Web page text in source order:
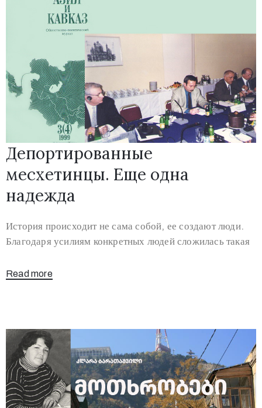
Депортированные
месхетинцы. Еще одна
надежда
История происходит не сама собой, ее создают люди.
Благодаря усилиям конкретных людей сложилась такая
Read more